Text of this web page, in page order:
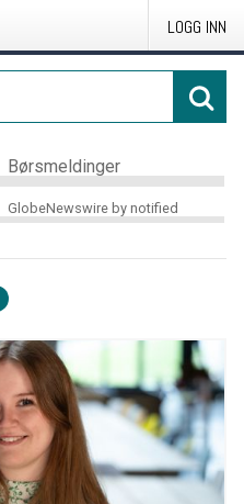
LOGG INN
Børsmeldinger
GlobeNewswire by notified